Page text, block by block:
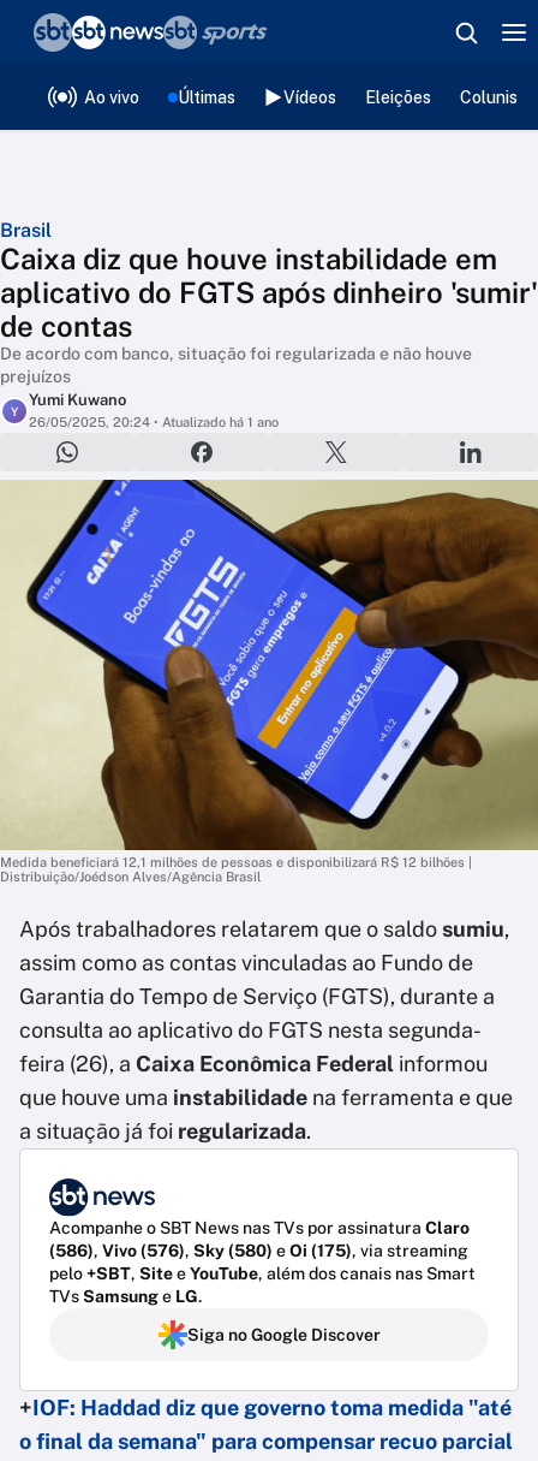
Ao vivo Últimas Vídeos Eleições
Brasil
Caixa diz que houve instabilidade em
aplicativo do FGTS após dinheiro 'sumir'
de contas
De acordo com banco, situação foi regularizada e não houve
prejuízos
Y
Yumi Kuwano
26/05/2025, 20:24 • Atualizado há 1 ano
Medida beneficiará 12,1 milhões de pessoas e disponibilizará R$ 12 bilhões |
Distribuição/Joédson Alves/Agência Brasil
Após trabalhadores relatarem que o saldosumiu,
assim como as contas vinculadas ao Fundo de
Garantia do Tempo de Serviço (FGTS), durante a
consulta ao aplicativo do FGTS nesta segunda-
feira (26), a Caixa Econômica Federal informou
que houve uma instabilidade na ferramenta e que
a situação já foi regularizada.
Acompanhe o SBT News nas TVs por assinatura Claro
(586), Vivo (576), Sky (580) eOi (175), via streaming
pelo+SBT, SiteeYouTube, além dos canais nas Smart
TVsSamsunge LG.
Siga no Google Discover
+IOF: Haddad diz que governo toma medida "até
o final da semana" para compensar recuo parcial
❮voltar
Editorias